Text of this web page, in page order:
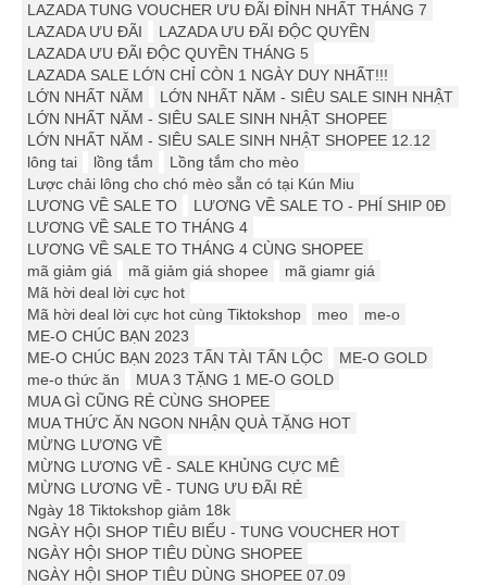
LAZADA TUNG VOUCHER ƯU ĐÃI ĐỈNH NHẤT THÁNG 7
LAZADA ƯU ĐÃI
LAZADA ƯU ĐÃI ĐỘC QUYỀN
LAZADA ƯU ĐÃI ĐỘC QUYỀN THÁNG 5
LAZADA SALE LỚN CHỈ CÒN 1 NGÀY DUY NHẤT!!!
LỚN NHẤT NĂM
LỚN NHẤT NĂM - SIÊU SALE SINH NHẬT
LỚN NHẤT NĂM - SIÊU SALE SINH NHẬT SHOPEE
LỚN NHẤT NĂM - SIÊU SALE SINH NHẬT SHOPEE 12.12
lông tai
lồng tắm
Lồng tắm cho mèo
Lược chải lông cho chó mèo sẵn có tại Kún Miu
LƯƠNG VỀ SALE TO
LƯƠNG VỀ SALE TO - PHÍ SHIP 0Đ
LƯƠNG VỀ SALE TO THÁNG 4
LƯƠNG VỀ SALE TO THÁNG 4 CÙNG SHOPEE
mã giảm giá
mã giảm giá shopee
mã giamr giá
Mã hời deal lời cực hot
Mã hời deal lời cực hot cùng Tiktokshop
meo
me-o
ME-O CHÚC BẠN 2023
ME-O CHÚC BẠN 2023 TẤN TÀI TẤN LỘC
ME-O GOLD
me-o thức ăn
MUA 3 TẶNG 1 ME-O GOLD
MUA GÌ CŨNG RẺ CÙNG SHOPEE
MUA THỨC ĂN NGON NHẬN QUÀ TẶNG HOT
MỪNG LƯƠNG VỀ
MỪNG LƯƠNG VỀ - SALE KHỦNG CỰC MÊ
MỪNG LƯƠNG VỀ - TUNG ƯU ĐÃI RẺ
Ngày 18 Tiktokshop giảm 18k
NGÀY HỘI SHOP TIÊU BIỂU - TUNG VOUCHER HOT
NGÀY HỘI SHOP TIÊU DÙNG SHOPEE
NGÀY HỘI SHOP TIÊU DÙNG SHOPEE 07.09